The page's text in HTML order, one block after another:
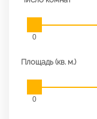
0
Площадь (кв. м.)
0